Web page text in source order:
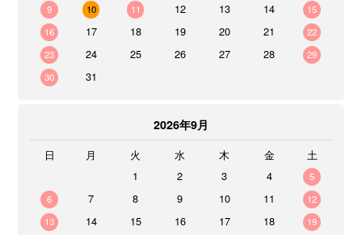
9
10 11 12 13 14
15
16
17 18 19 20 21
22
23
24 25 26 27 28
29
30
31
2026年9月
日 月 火 水 木 金
土
1
2 3 4
5
6
7 8 9 10 11
12
13
14 15 16 17 18
19